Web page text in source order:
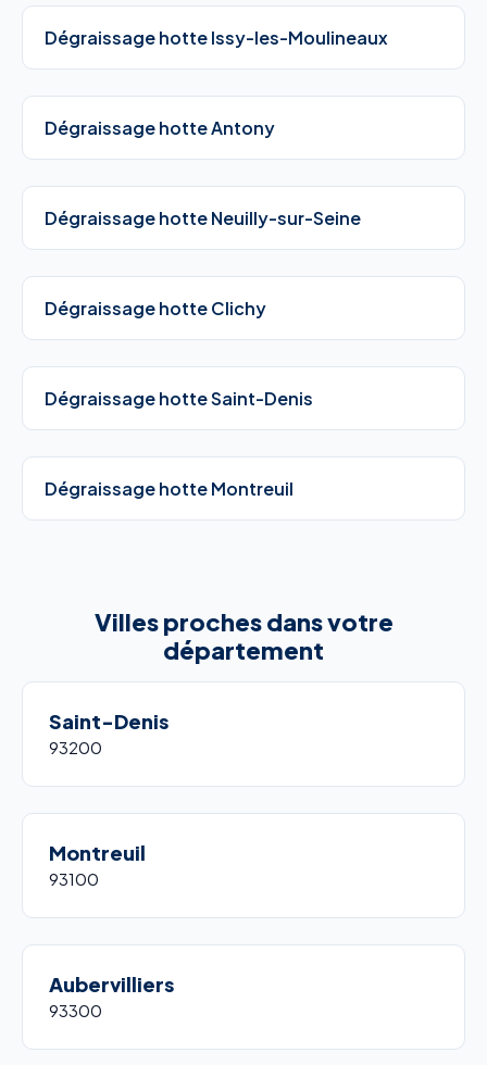
Dégraissage hotte Issy-les-Moulineaux
Dégraissage hotte Antony
Dégraissage hotte Neuilly-sur-Seine
Dégraissage hotte Clichy
Dégraissage hotte Saint-Denis
Dégraissage hotte Montreuil
Villes proches dans votre
département
Saint-Denis
93200
Montreuil
93100
Aubervilliers
93300